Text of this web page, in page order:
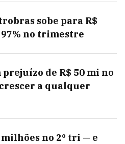
sobe para R$
no trimestre
de R$ 50 mi no
a qualquer
no 2º tri — e